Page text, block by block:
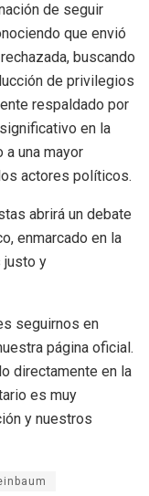
de seguir
que envió
buscando
de privilegios
respaldado por
en la
a una mayor
actores políticos.
abrirá un debate
enmarcado en la
justo y
seguirnos en
página oficial.
directamente en la
es muy
y nuestros